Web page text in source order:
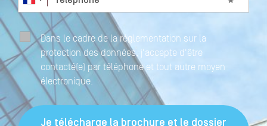
Dans le cadre de la réglementation sur la
protection des données, j'accepte d'être
contacté(e) par téléphone et tout autre moyen
électronique.